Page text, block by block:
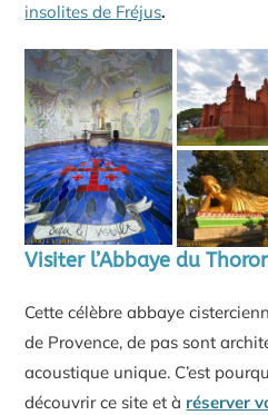
insolites de Fréjus.
Visiter l’Abbaye du
Cette célèbre abbaye
de Provence, de pas sont
acoustique unique. C’est
découvrir ce site et à réserver